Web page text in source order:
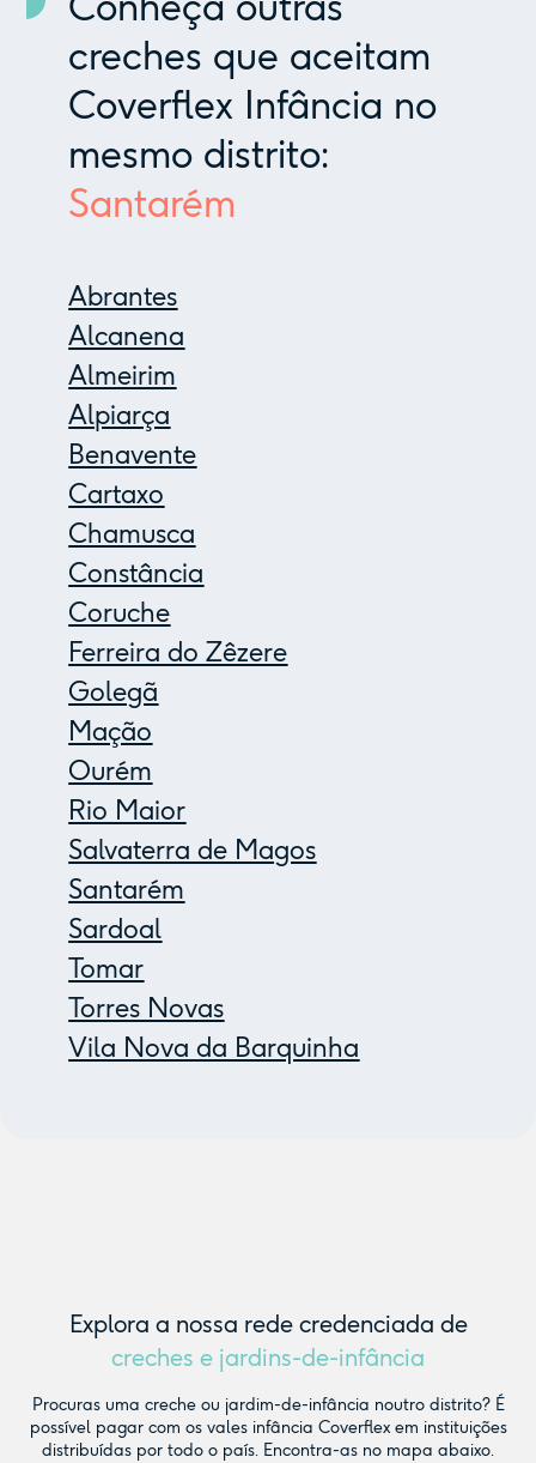
creches que aceitam
Coverflex Infância no
mesmo distrito:
Santarém
Abrantes
Alcanena
Almeirim
Alpiarça
Benavente
Cartaxo
Chamusca
Constância
Coruche
Ferreira do Zêzere
Golegã
Mação
Ourém
Rio Maior
Salvaterra de Magos
Santarém
Sardoal
Tomar
Torres Novas
Vila Nova da Barquinha
Explora a nossa rede credenciada de
creches e jardins-de-infância
Procuras uma creche ou jardim-de-infância noutro distrito? É
possível pagar com os vales infância Coverflex em instituições
distribuídas por todo o país. Encontra-as no mapa abaixo.